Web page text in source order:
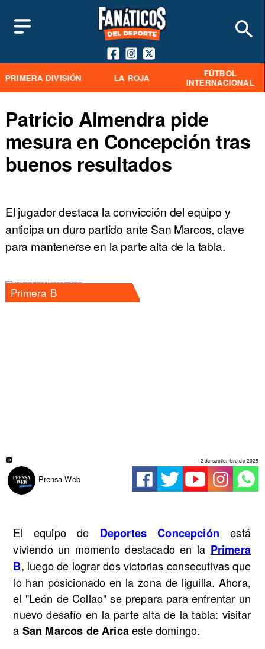
PRIMERA DIVISIÓN LA ROJA
FÚTBOL
INTERNACIONAL
Patricio Almendra pide
mesura en Concepción tras
buenos resultados
El jugador destaca la convicción del equipo y
anticipa un duro partido ante San Marcos, clave
para mantenerse en la parte alta de la tabla.
Primera B
Prensa Web
12 de septiembre de 2025
El equipo de Deportes Concepción está
viviendo un momento destacado en la Primera
B, luego de lograr dos victorias consecutivas que
lo han posicionado en la zona de liguilla. Ahora,
el "León de Collao" se prepara para enfrentar un
nuevo desafío en la parte alta de la tabla: visitar
a San Marcos de Aricaeste domingo.